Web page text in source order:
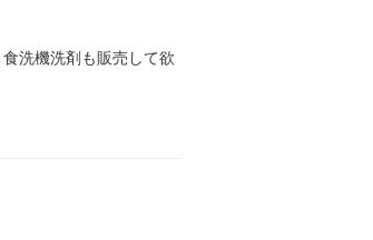
洗機洗剤も販売して欲